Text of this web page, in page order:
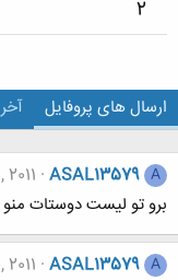
2
ارسال های پروفایل
A
ASAL13579
برو تو لیست دوستات
A
ASAL13579